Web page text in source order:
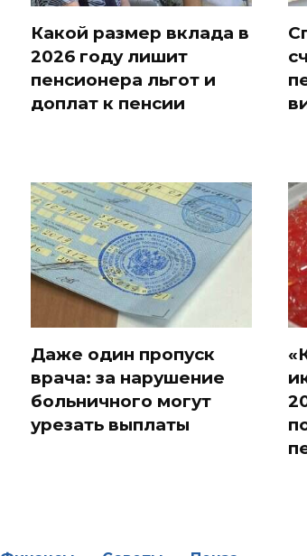
Какой размер вклада в
2026 году лишит
пенсионера льгот и
доплат к пенсии
Даже один пропуск
врача: за нарушение
больничного могут
урезать выплаты